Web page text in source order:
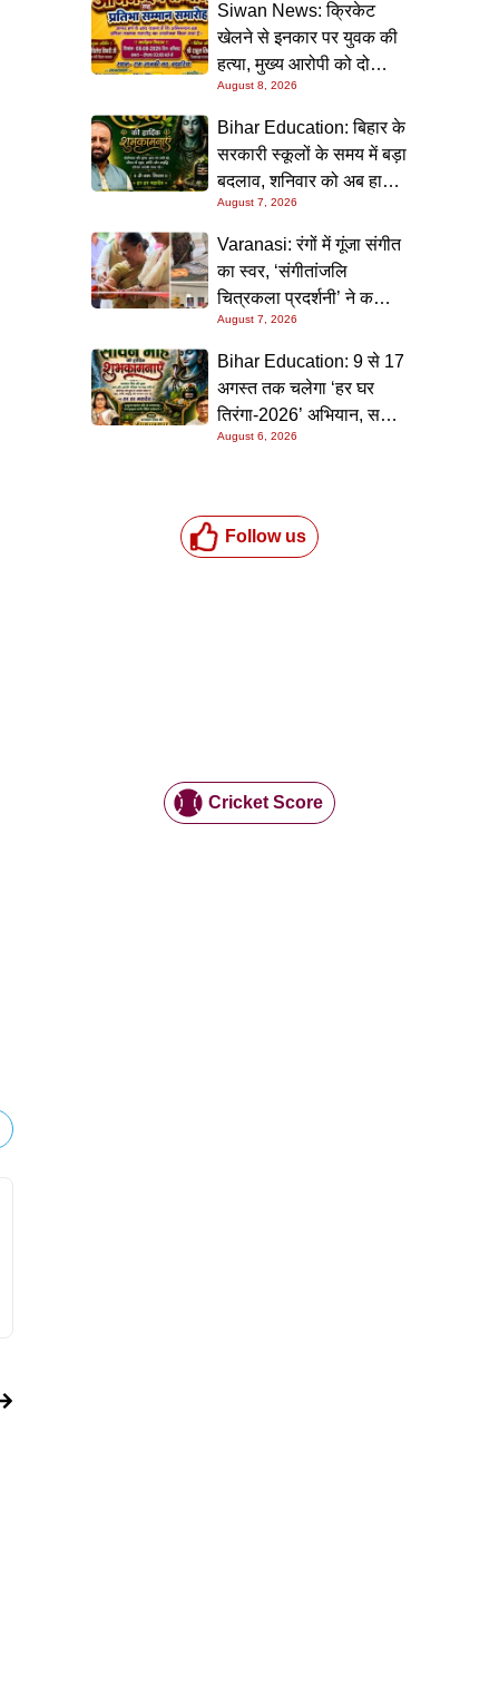
Siwan News: क्रिकेट
खेलने से इनकार पर युवक की
हत्या, मुख्य आरोपी को दो
धाराओं में उम्रकैद
August 8, 2026
Bihar Education: बिहार के
सरकारी स्कूलों के समय में बड़ा
बदलाव, शनिवार को अब हाफ
डे रहेगा विद्यालय
August 7, 2026
Varanasi: रंगों में गूंजा संगीत
का स्वर, ‘संगीतांजलि
चित्रकला प्रदर्शनी’ ने कला
प्रेमियों को किया मंत्रमुग्ध
August 7, 2026
Bihar Education: 9 से 17
अगस्त तक चलेगा ‘हर घर
तिरंगा-2026’ अभियान, सभी
स्कूलों को दिए गए विस्तृत
August 6, 2026
Follow us
Cricket Score